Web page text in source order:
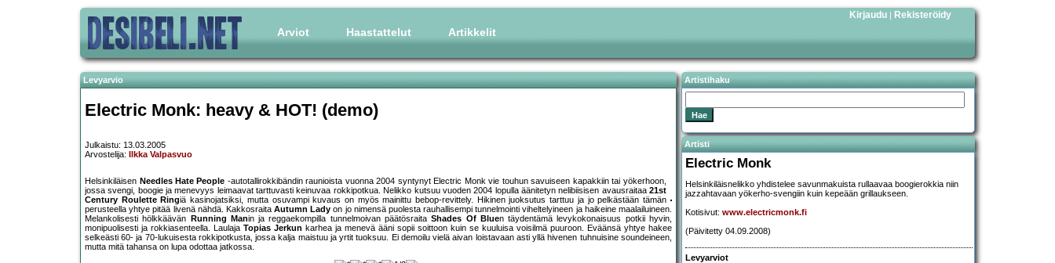
Arviot Haastattelut Artikkelit
Kirjaudu | Rekisteröidy
Levyarvio
Electric Monk: heavy & HOT! (demo)
Julkaistu: 13.03.2005
Arvostelija:
Ilkka Valpasvuo
Helsinkiläisen Needles Hate People -autotallirokkibändin raunioista vuonna 2004 syntynyt Electric Monk vie touhun savuiseen kapakkiin tai yökerhoon,
jossa svengi, boogie ja menevyys leimaavat tarttuvasti keinuvaa rokkipotkua. Nelikko kutsuu vuoden 2004 lopulla äänitetyn nelibiisisen avausraitaa 21st
Century Roulette Ringiä kasinojatsiksi, mutta osuvampi kuvaus on myös mainittu bebop-revittely. Hikinen juoksutus tarttuu ja jo pelkästään tämän
perusteella yhtye pitää livenä nähdä. KakkosraitaAutumn Lady on jo nimensä puolesta rauhallisempi tunnelmointi viheltelyineen ja haikeine maalailuineen.
Melankolisesti hölkkäävän
Running Manin ja reggaekompilla tunnelmoivan päätösraitaShades Of Bluen täydentämä levykokonaisuus potkii hyvin,
monipuolisesti ja rokkiasenteella. Laulaja Topias Jerkun karhea ja menevä ääni sopii soittoon kuin se kuuluisa voisilmä puuroon. Eväänsä yhtye hakee
selkeästi 60- ja 70-lukuisesta rokkipotkusta, jossa kalja maistuu ja yrtit tuoksuu. Ei demoilu vielä aivan loistavaan asti yllä hivenen tuhnuisine soundeineen,
mutta mitä tahansa on lupa odottaa jatkossa.
Artistihaku
Artisti
Electric Monk
Helsinkiläisnelikko yhdistelee savunmakuista rullaavaa boogierokkia niin
jazzahtavaan yökerho-svengiin kuin kepeään grillaukseen.
Kotisivut: www.electricmonk.fi
(Päivitetty 04.09.2008)
Levyarviot